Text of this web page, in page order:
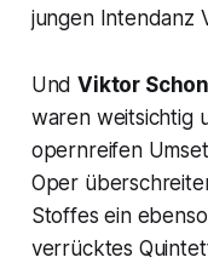
jungen Intendanz
UndViktor
waren weitsichtig
opernreifen
Oper
Stoffes ein
verrücktes